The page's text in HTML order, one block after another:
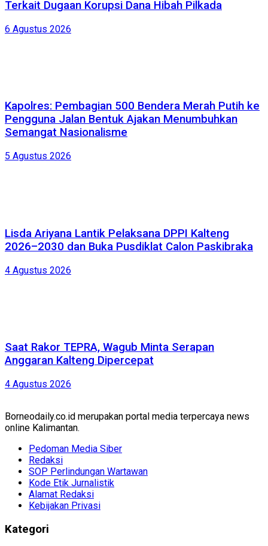
Terkait Dugaan Korupsi Dana Hibah Pilkada
6 Agustus 2026
Kapolres: Pembagian 500 Bendera Merah Putih ke
Pengguna Jalan Bentuk Ajakan Menumbuhkan
Semangat Nasionalisme
5 Agustus 2026
Lisda Ariyana Lantik Pelaksana DPPI Kalteng
2026–2030 dan Buka Pusdiklat Calon Paskibraka
4 Agustus 2026
Saat Rakor TEPRA, Wagub Minta Serapan
Anggaran Kalteng Dipercepat
4 Agustus 2026
Borneodaily.co.id merupakan portal media terpercaya news
online Kalimantan.
Pedoman Media Siber
Redaksi
SOP Perlindungan Wartawan
Kode Etik Jurnalistik
Alamat Redaksi
Kebijakan Privasi
Kategori